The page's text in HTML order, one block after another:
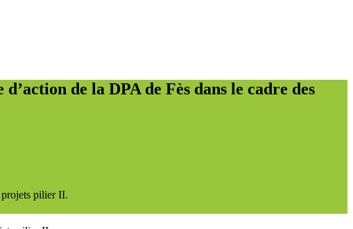
de la DPA de Fès dans le cadre des
projets pilier II.